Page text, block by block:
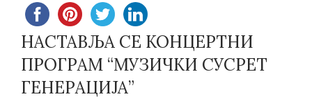
НАСТАВЉА СЕ КОНЦЕРТНИ
ПРОГРАМ “МУЗИЧКИ СУСРЕТ
ГЕНЕРАЦИЈА”